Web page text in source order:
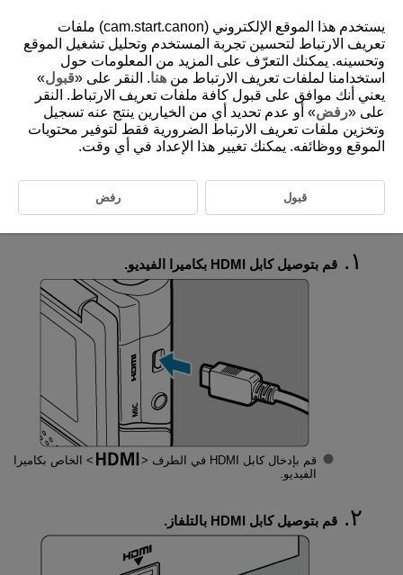
D250-049
التشغيل على جهاز التليفزيون
في حالة عدم ظهور الصورة على شاشة التلفزيون، تحقق مما إذا جرى ضبط [
] بشكل صحيح على [ لنظام PAL
لنظام الفيديو الخاص بجهاز التلفزيون خاصتك).
قم بتوصيل كابل HDMI بكاميرا الفيديو.
قم بإدخال كابل HDMI في الطرف
الخاص بكاميرا
الفيديو.
قم بتوصيل كابل HDMI بالتلفاز.
يستخدم هذا الموقع الإلكتروني (cam.start.canon) ملفات
تعريف الارتباط لتحسين تجربة المستخدم وتحليل تشغيل الموقع
وتحسينه. يمكنك التعرّف على المزيد من المعلومات حول
استخدامنا لملفات تعريف الارتباط من هنا. النقر على «قبول»
يعني أنك موافق على قبول كافة ملفات تعريف الارتباط. النقر
على «رفض» أو عدم تحديد أي من الخيارين ينتج عنه تسجيل
وتخزين ملفات تعريف الارتباط الضرورية فقط لتوفير محتويات
الموقع ووظائفه. يمكنك تغيير هذا الإعداد في أي وقت.
قبول رفض